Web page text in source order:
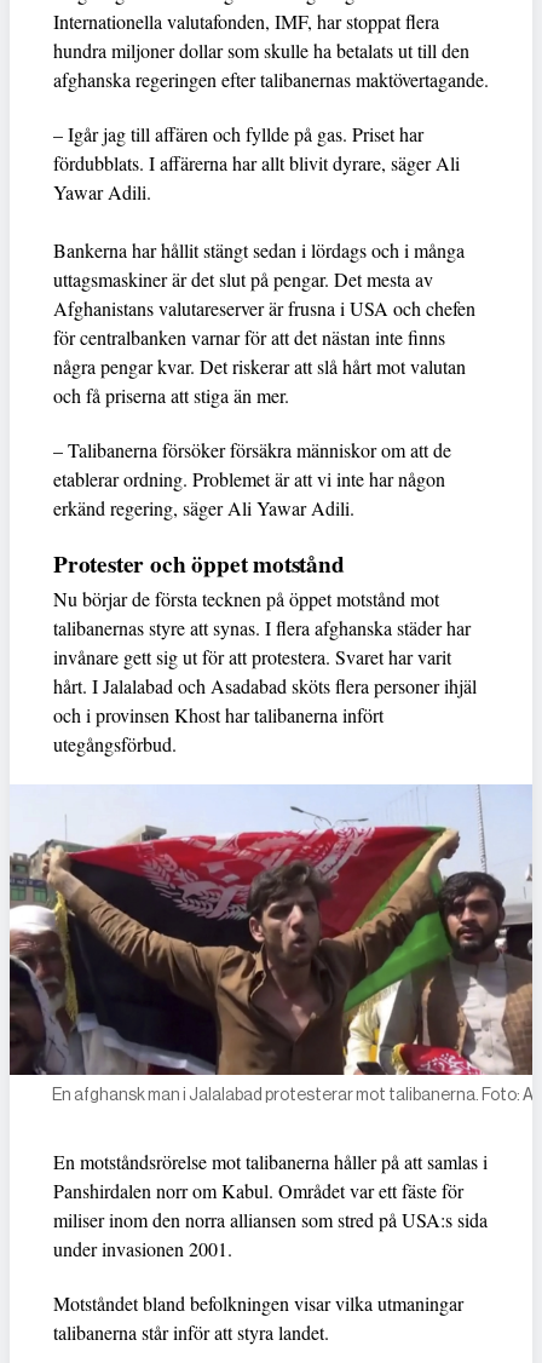
Internationella valutafonden, IMF, har stoppat flera
hundra miljoner dollar som skulle ha betalats ut till den
afghanska regeringen efter talibanernas maktövertagande.
– Igår jag till affären och fyllde på gas. Priset har
fördubblats. I affärerna har allt blivit dyrare, säger Ali
Yawar Adili.
Bankerna har hållit stängt sedan i lördags och i många
uttagsmaskiner är det slut på pengar. Det mesta av
Afghanistans valutareserver är frusna i USA och chefen
för centralbanken varnar för att det nästan inte finns
några pengar kvar. Det riskerar att slå hårt mot valutan
och få priserna att stiga än mer.
– Talibanerna försöker försäkra människor om att de
etablerar ordning. Problemet är att vi inte har någon
erkänd regering, säger Ali Yawar Adili.
Protester och öppet motstånd
Nu börjar de första tecknen på öppet motstånd mot
talibanernas styre att synas. I flera afghanska städer har
invånare gett sig ut för att protestera. Svaret har varit
hårt. I Jalalabad och Asadabad sköts flera personer ihjäl
och i provinsen Khost har talibanerna infört
utegångsförbud.
En afghansk man i Jalalabad protesterar mot talibanerna. Foto:
En motståndsrörelse mot talibanerna håller på att samlas i
Panshirdalen norr om Kabul. Området var ett fäste för
miliser inom den norra alliansen som stred på USA:s sida
under invasionen 2001.
Motståndet bland befolkningen visar vilka utmaningar
talibanerna står inför att styra landet.